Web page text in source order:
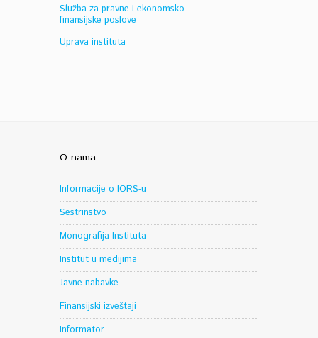
Služba za pravne i ekonomsko
finansijske poslove
Uprava instituta
O nama
Informacije o IORS-u
Sestrinstvo
Monografija Instituta
Institut u medijima
Javne nabavke
Finansijski izveštaji
Informator